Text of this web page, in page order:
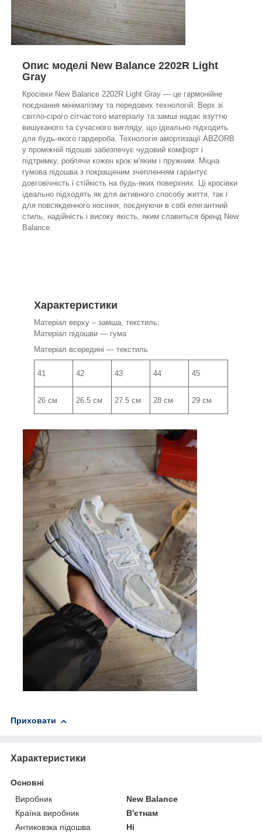
Опис моделі New Balance 2202R Light
Gray
Кросівки New Balance 2202R Light Gray — це гармонійне
поєднання мінімалізму та передових технологій. Верх зі
світло-сірого сітчастого матеріалу та замші надає взуттю
вишуканого та сучасного вигляду, що ідеально підходить
для будь-якого гардероба. Технологія амортизації ABZORB
у проміжній підошві забезпечує чудовий комфорт і
підтримку, роблячи кожен крок м'яким і пружним. Міцна
гумова підошва з покращеним зчепленням гарантує
довговічність і стійкість на будь-яких поверхнях. Ці кросівки
ідеально підходять як для активного способу життя, так і
для повсякденного носіння, поєднуючи в собі елегантний
стиль, надійність і високу якість, яким славиться бренд New
Balance.
Характеристики
Матеріал верху – замша, текстиль;
Матеріал підошви — гума
Матеріал всередині — текстиль
41 42 43 44 45
26 см 26.5 см 27.5 см 28 см 29 см
Приховати
Характеристики
Основні
Виробник
New Balance
Країна виробник
В'єтнам
Антиковзка підошва
Ні